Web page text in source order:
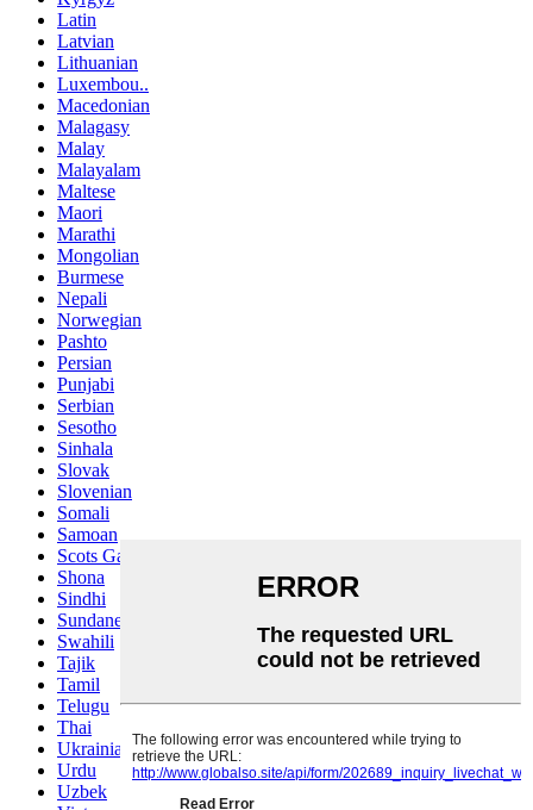
Latin
Latvian
Lithuanian
Luxembou..
Macedonian
Malagasy
Malay
Malayalam
Maltese
Maori
Marathi
Mongolian
Burmese
Nepali
Norwegian
Pashto
Persian
Punjabi
Serbian
Sesotho
Sinhala
Slovak
Slovenian
Somali
Samoan
Scots Gaelic
Shona
Sindhi
Sundanese
Swahili
Tajik
Tamil
Telugu
Thai
Ukrainian
Urdu
Uzbek